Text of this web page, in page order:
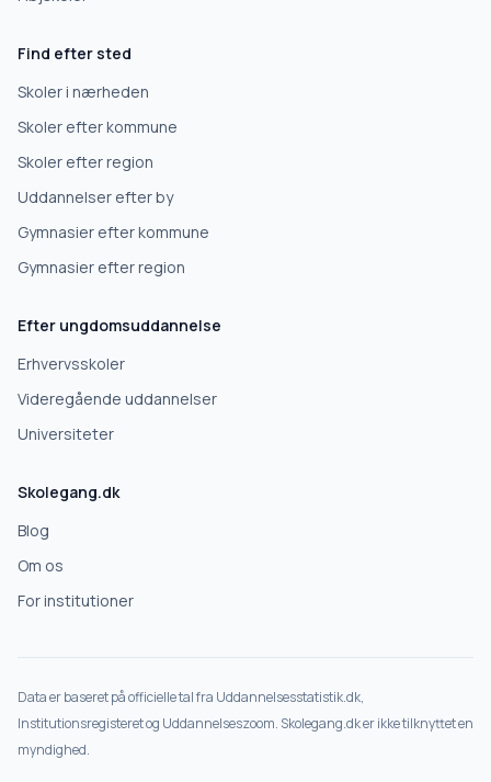
Find efter sted
Skoler i nærheden
Skoler efter kommune
Skoler efter region
Uddannelser efter by
Gymnasier efter kommune
Gymnasier efter region
Efter ungdomsuddannelse
Erhvervsskoler
Videregående uddannelser
Universiteter
Skolegang.dk
Blog
Om os
For institutioner
Data er baseret på officielle tal fra Uddannelsesstatistik.dk,
Institutionsregisteret og Uddannelseszoom. Skolegang.dk er ikke tilknyttet en
myndighed.